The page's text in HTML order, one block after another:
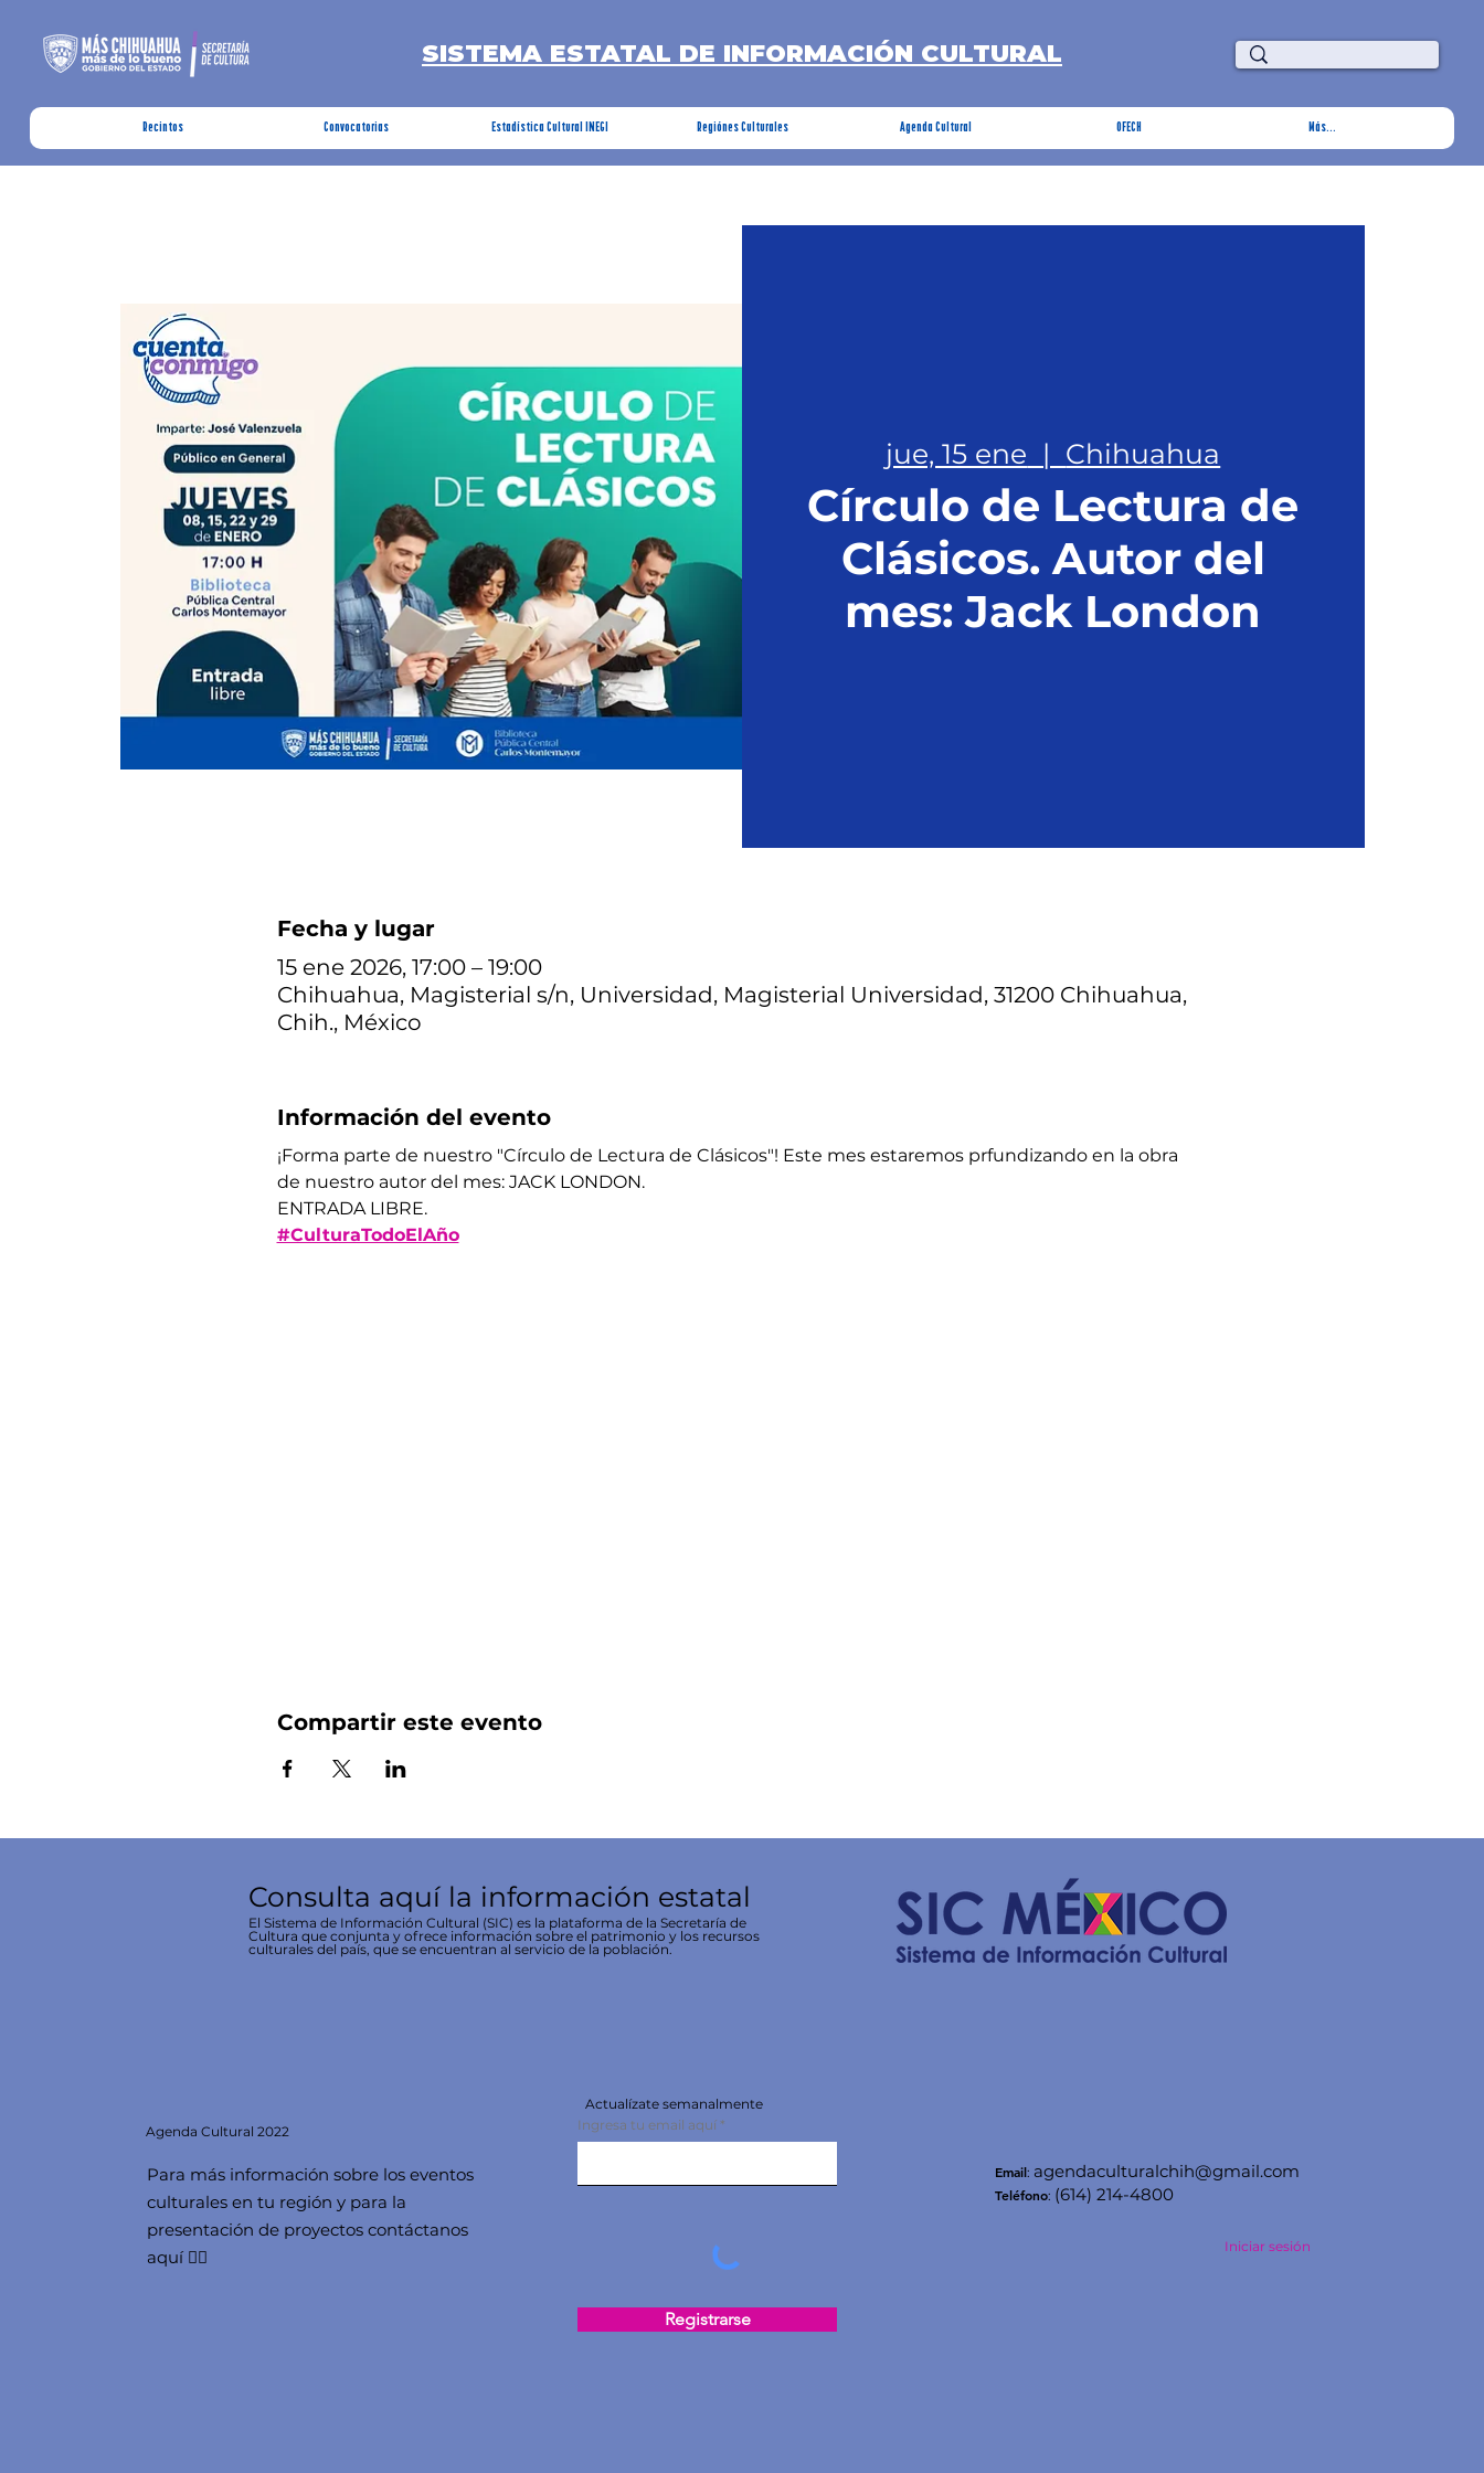
SISTEMA ESTATAL DE INFORMACIÓN CULTURAL
Recintos Convocatorias Estadística Cultural INEGI Regiónes Culturales Agenda Cultural OFECH Más...
jue, 15 ene
  |
Chihuahua
Círculo de Lectura de
Clásicos. Autor del
mes: Jack London
Fecha y lugar
15 ene 2026, 17:00 – 19:00
Chihuahua, Magisterial s/n, Universidad, Magisterial Universidad, 31200 Chihuahua,
Chih., México
Información del evento
¡Forma parte de nuestro "Círculo de Lectura de Clásicos"! Este mes estaremos prfundizando en la obra
de nuestro autor del mes: JACK LONDON.
ENTRADA LIBRE.
#CulturaTodoElAño
Compartir este evento
Consulta aquí la información estatal
El Sistema de Información Cultural (SIC) es la plataforma de la Secretaría de
Cultura que conjunta y ofrece información sobre el patrimonio y los recursos
culturales del país, que se encuentran al servicio de la población.
AgendaCultural 2022
Para más información sobre los eventos
culturales en tu región y para la
presentación de proyectos contáctanos
aquí 👇🏻
Actualízate semanalmente
Ingresa tu email aquí
Registrarse
Iniciar sesión
Email: agendaculturalchih@gmail.com
Teléfono: (614) 214-4800